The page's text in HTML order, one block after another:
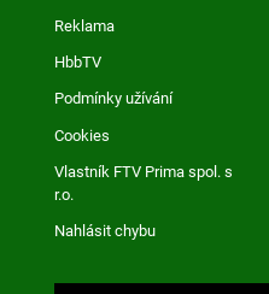
Reklama
HbbTV
Podmínky užívání
Cookies
Vlastník FTV Prima spol. s
r.o.
Nahlásit chybu